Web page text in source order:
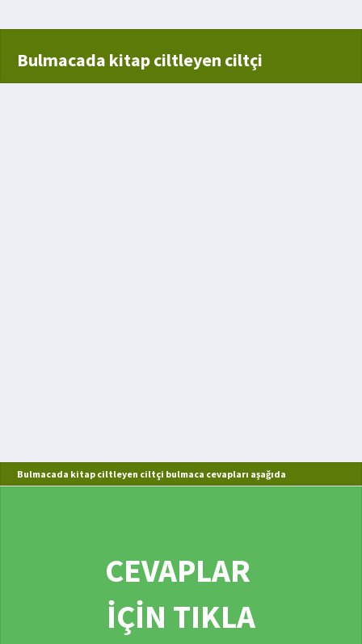
Bulmacada kitap ciltleyen ciltçi
Bulmacada kitap ciltleyen ciltçi bulmaca cevapları aşağıda
CEVAPLAR
İÇİN TIKLA